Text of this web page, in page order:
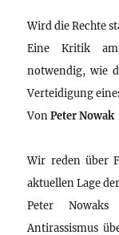
Wird die Rechte
Eine Kritik am
notwendig, wie
Verteidigung
VonPeter Nowak
Wir reden über
aktuellen Lage
Peter
Antirassismus